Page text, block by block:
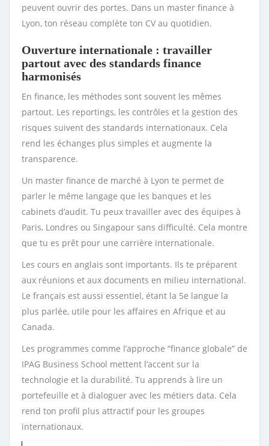
peuvent ouvrir des portes. Dans un master finance à
Lyon, ton réseau complète ton CV au quotidien.
Ouverture internationale : travailler
partout avec des standards finance
harmonisés
En finance, les méthodes sont souvent les mêmes
partout. Les reportings, les contrôles et la gestion des
risques suivent des standards internationaux. Cela
rend les échanges plus simples et augmente la
transparence.
Un master finance de marché à Lyon te permet de
parler le même langage que les banques et les
cabinets d’audit. Tu peux travailler avec des équipes à
Paris, Londres ou Singapour sans difficulté. Cela montre
que tu es prêt pour une carrière internationale.
Les cours en anglais sont importants. Ils te préparent
aux réunions et aux documents en milieu international.
Le français est aussi essentiel, étant la 5e langue la
plus parlée, utile pour les affaires en Afrique et au
Canada.
Les programmes comme l’approche “finance globale” de
IPAG Business School mettent l’accent sur la
technologie et la durabilité. Tu apprends à lire un
portefeuille et à dialoguer avec les métiers data. Cela
rend ton profil plus attractif pour les groupes
internationaux.